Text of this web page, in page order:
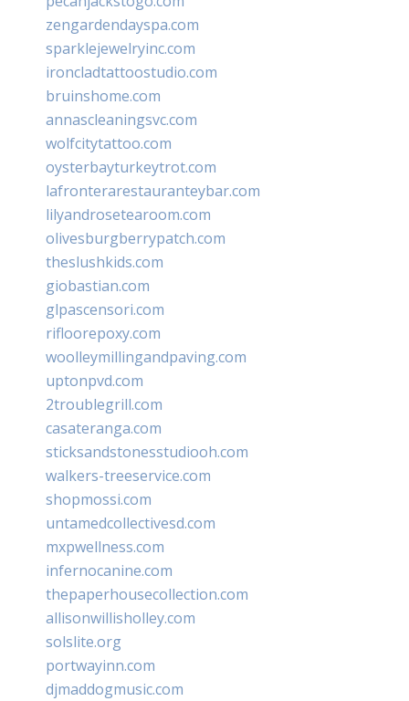
zengardendayspa.com
sparklejewelryinc.com
ironcladtattoostudio.com
bruinshome.com
annascleaningsvc.com
wolfcitytattoo.com
oysterbayturkeytrot.com
lafronterarestauranteybar.com
lilyandrosetearoom.com
olivesburgberrypatch.com
theslushkids.com
giobastian.com
glpascensori.com
rifloorepoxy.com
woolleymillingandpaving.com
uptonpvd.com
2troublegrill.com
casateranga.com
sticksandstonesstudiooh.com
walkers-treeservice.com
shopmossi.com
untamedcollectivesd.com
mxpwellness.com
infernocanine.com
thepaperhousecollection.com
allisonwillisholley.com
solslite.org
portwayinn.com
djmaddogmusic.com